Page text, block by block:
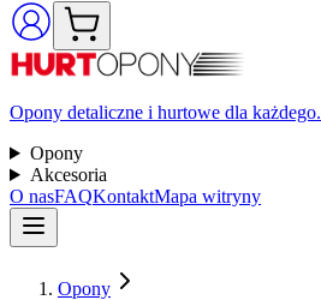
Opony detaliczne i hurtowe dla każdego.
Opony
Akcesoria
O nasFAQKontaktMapa witryny
Opony